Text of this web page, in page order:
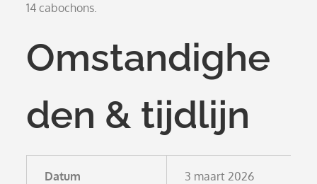
14 cabochons.
Omstandighe
den & tijdlijn
Datum 3 maart 2026